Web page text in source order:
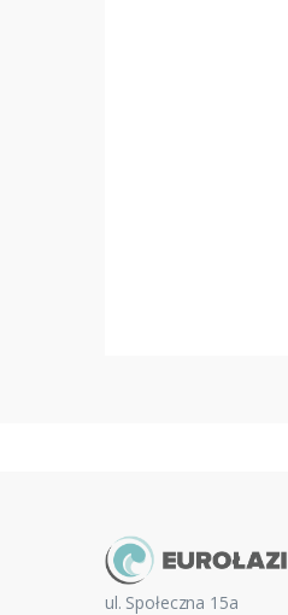
ul. Społeczna 15a